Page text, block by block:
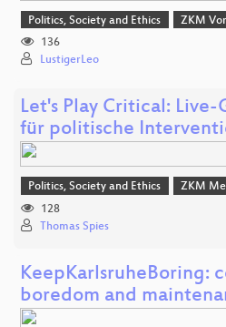
Politics, Society and Ethics ZKM
136
LustigerLeo
Let's Play Critical:
für politische
Politics, Society and Ethics ZKM
128
Thomas Spies
KeepKarlsruheBoring:
boredom and